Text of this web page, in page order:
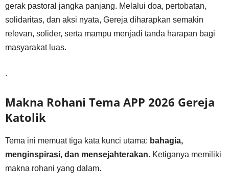
gerak pastoral jangka panjang. Melalui doa, pertobatan,
solidaritas, dan aksi nyata, Gereja diharapkan semakin
relevan, solider, serta mampu menjadi tanda harapan bagi
masyarakat luas.
.
Makna Rohani Tema APP 2026 Gereja
Katolik
Tema ini memuat tiga kata kunci utama: bahagia,
menginspirasi, dan mensejahterakan. Ketiganya memiliki
makna rohani yang dalam.